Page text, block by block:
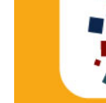
Tracce